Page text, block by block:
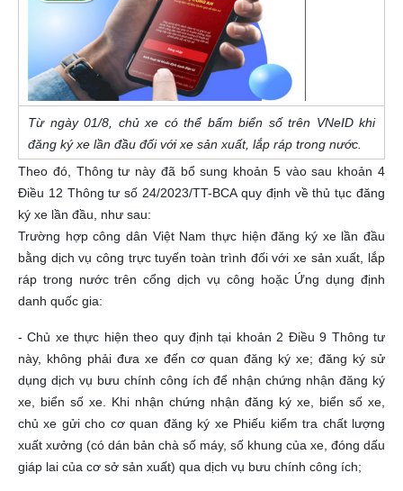
Từ ngày 01/8, chủ xe có thể bấm biển số trên VNeID khi
đăng ký xe lần đầu đối với xe sản xuất, lắp ráp trong nước.
Theo đó, Thông tư này đã bổ sung khoản 5 vào sau khoản 4
Điều 12 Thông tư số 24/2023/TT-BCA quy định về thủ tục đăng
ký xe lần đầu, như sau:
Trường hợp công dân Việt Nam thực hiện đăng ký xe lần đầu
bằng dịch vụ công trực tuyến toàn trình đối với xe sản xuất, lắp
ráp trong nước trên cổng dịch vụ công hoặc Ứng dụng định
danh quốc gia:
- Chủ xe thực hiện theo quy định tại khoản 2 Điều 9 Thông tư
này, không phải đưa xe đến cơ quan đăng ký xe; đăng ký sử
dụng dịch vụ bưu chính công ích để nhận chứng nhận đăng ký
xe, biển số xe. Khi nhận chứng nhận đăng ký xe, biển số xe,
chủ xe gửi cho cơ quan đăng ký xe Phiếu kiểm tra chất lượng
xuất xưởng (có dán bản chà số máy, số khung của xe, đóng dấu
giáp lai của cơ sở sản xuất) qua dịch vụ bưu chính công ích;